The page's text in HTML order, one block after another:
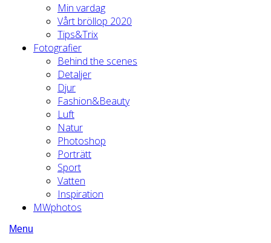
Min vardag
Vårt bröllop 2020
Tips&Trix
Fotografier
Behind the scenes
Detaljer
Djur
Fashion&Beauty
Luft
Natur
Photoshop
Porträtt
Sport
Vatten
Inspiration
MWphotos
Menu